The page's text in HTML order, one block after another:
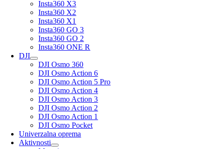
Insta360 X3
Insta360 X2
Insta360 X1
Insta360 GO 3
Insta360 GO 2
Insta360 ONE R
DJI
DJI Osmo 360
DJI Osmo Action 6
DJI Osmo Action 5 Pro
DJI Osmo Action 4
DJI Osmo Action 3
DJI Osmo Action 2
DJI Osmo Action 1
DJI Osmo Pocket
Univerzalna oprema
Aktivnosti